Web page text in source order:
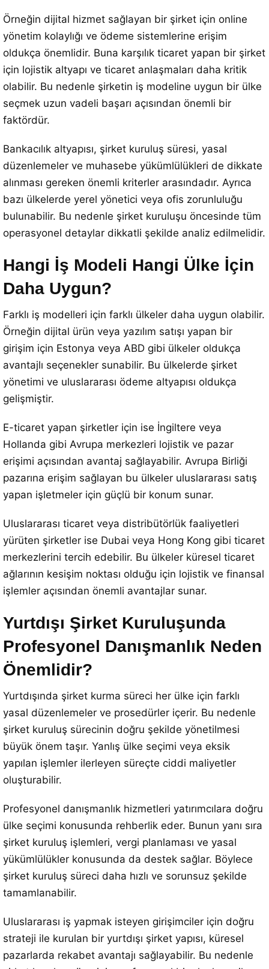
Örneğin dijital hizmet sağlayan bir şirket için online
yönetim kolaylığı ve ödeme sistemlerine erişim
oldukça önemlidir. Buna karşılık ticaret yapan bir şirket
için lojistik altyapı ve ticaret anlaşmaları daha kritik
olabilir. Bu nedenle şirketin iş modeline uygun bir ülke
seçmek uzun vadeli başarı açısından önemli bir
faktördür.
Bankacılık altyapısı, şirket kuruluş süresi, yasal
düzenlemeler ve muhasebe yükümlülükleri de dikkate
alınması gereken önemli kriterler arasındadır. Ayrıca
bazı ülkelerde yerel yönetici veya ofis zorunluluğu
bulunabilir. Bu nedenle şirket kuruluşu öncesinde tüm
operasyonel detaylar dikkatli şekilde analiz edilmelidir.
Hangi İş Modeli Hangi Ülke İçin
Daha Uygun?
Farklı iş modelleri için farklı ülkeler daha uygun olabilir.
Örneğin dijital ürün veya yazılım satışı yapan bir
girişim için Estonya veya ABD gibi ülkeler oldukça
avantajlı seçenekler sunabilir. Bu ülkelerde şirket
yönetimi ve uluslararası ödeme altyapısı oldukça
gelişmiştir.
E-ticaret yapan şirketler için ise İngiltere veya
Hollanda gibi Avrupa merkezleri lojistik ve pazar
erişimi açısından avantaj sağlayabilir. Avrupa Birliği
pazarına erişim sağlayan bu ülkeler uluslararası satış
yapan işletmeler için güçlü bir konum sunar.
Uluslararası ticaret veya distribütörlük faaliyetleri
yürüten şirketler ise Dubai veya Hong Kong gibi ticaret
merkezlerini tercih edebilir. Bu ülkeler küresel ticaret
ağlarının kesişim noktası olduğu için lojistik ve finansal
işlemler açısından önemli avantajlar sunar.
Yurtdışı Şirket Kuruluşunda
Profesyonel Danışmanlık Neden
Önemlidir?
Yurtdışında şirket kurma süreci her ülke için farklı
yasal düzenlemeler ve prosedürler içerir. Bu nedenle
şirket kuruluş sürecinin doğru şekilde yönetilmesi
büyük önem taşır. Yanlış ülke seçimi veya eksik
yapılan işlemler ilerleyen süreçte ciddi maliyetler
oluşturabilir.
Profesyonel danışmanlık hizmetleri yatırımcılara doğru
ülke seçimi konusunda rehberlik eder. Bunun yanı sıra
şirket kuruluş işlemleri, vergi planlaması ve yasal
yükümlülükler konusunda da destek sağlar. Böylece
şirket kuruluş süreci daha hızlı ve sorunsuz şekilde
tamamlanabilir.
Uluslararası iş yapmak isteyen girişimciler için doğru
strateji ile kurulan bir yurtdışı şirket yapısı, küresel
pazarlarda rekabet avantajı sağlayabilir. Bu nedenle